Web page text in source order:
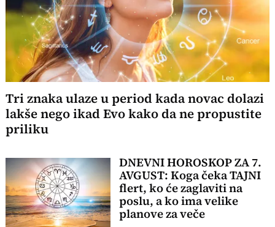
Tri znaka ulaze u period kada novac dolazi
lakše nego ikad Evo kako da ne propustite
priliku
DNEVNI HOROSKOP ZA 7.
AVGUST: Koga čeka TAJNI
flert, ko će zaglaviti na
poslu, a ko ima velike
planove za veče